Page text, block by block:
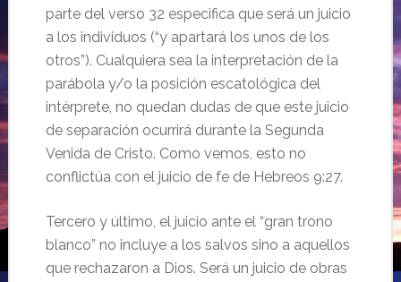
parte del verso 32 especifica que será un juicio
a los individuos (“y apartará los unos de los
otros”). Cualquiera sea la interpretación de la
parábola y/o la posición escatológica del
intérprete, no quedan dudas de que este juicio
de separación ocurrirá durante la Segunda
Venida de Cristo. Como vemos, esto no
conflictúa con el juicio de fe de Hebreos 9:27.
Tercero y último, el juicio ante el “gran trono
blanco” no incluye a los salvos sino a aquellos
que rechazaron a Dios. Será un juicio de obras